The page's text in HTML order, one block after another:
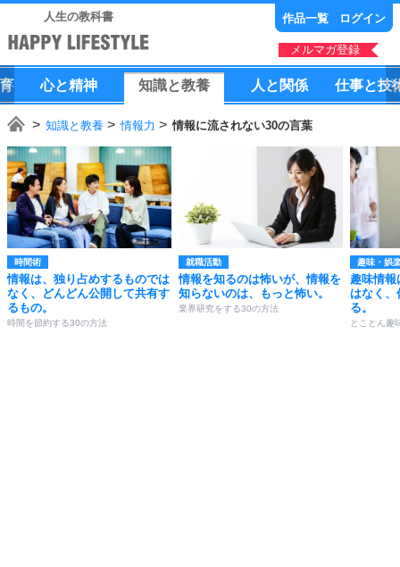
人生の教科書 作品一覧 ログイン
メルマガ登録
心と精神 知識と教養 人 と 関係 仕事と技
知識と教養 情報力 情報に流されない30の言葉
時間術
情報は、独り占めするものでは
なく、どんどん公開して共有す
るもの。
時間を節約する30の方法
就職活動
情報を知るのは怖いが、情報を
知らないのは、もっと怖い。
業界研究をする30の方法
趣味・娯
趣味情報
はなく
る。
とことん趣